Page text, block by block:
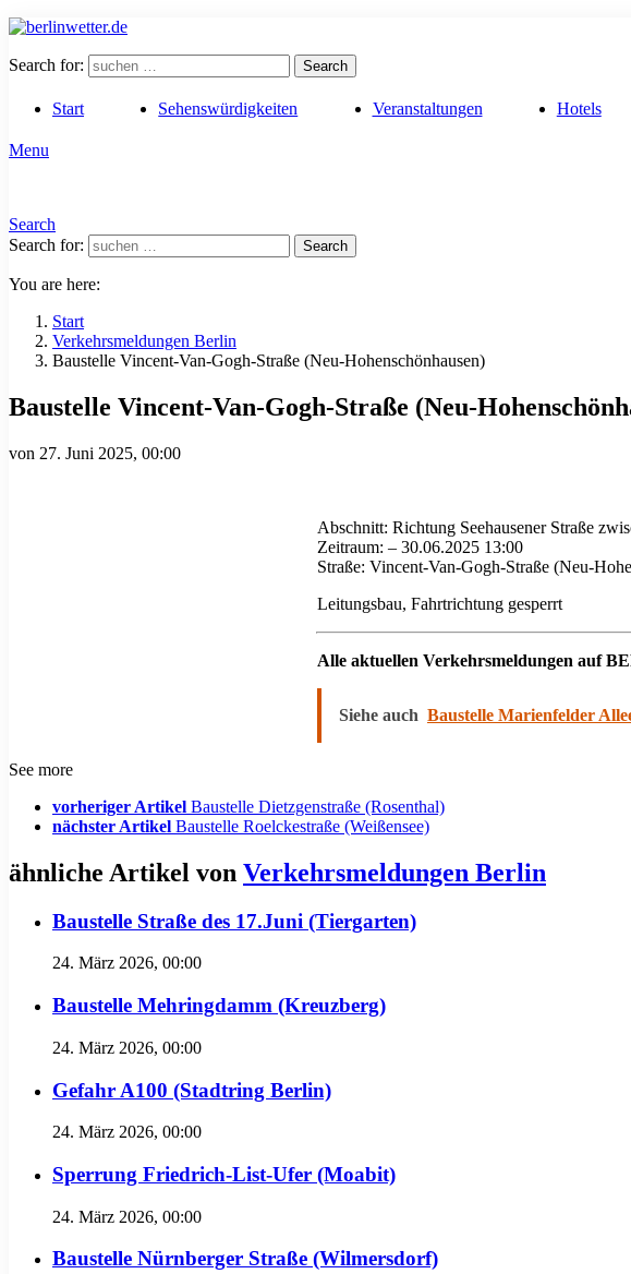
Search for: Search
Start Sehenswürdigkeiten Veranstaltungen Hotels
Menu
Search
Search for:
Search
You are here:
Start
Verkehrsmeldungen Berlin
Baustelle Vincent-Van-Gogh-Straße (Neu-Hohenschönhausen)
Baustelle Vincent-Van-Gogh-Straße (Neu-
von 27. Juni 2025, 00:00
Abschnitt: Richtung Seehausener Straße
Zeitraum: – 30.06.2025 13:00
Straße: Vincent-Van-Gogh-Straße (Neu-
Leitungsbau, Fahrtrichtung gesperrt
Alle aktuellen Verkehrsmeldungen auf
Siehe auch Baustelle Marienfelder
See more
vorheriger Artikel Baustelle Dietzgenstraße (Rosenthal)
nächster Artikel Baustelle Roelckestraße (Weißensee)
ähnliche Artikel von Verkehrsmeldungen Berlin
Baustelle Straße des 17.Juni (Tiergarten)
24. März 2026, 00:00
Baustelle Mehringdamm (Kreuzberg)
24. März 2026, 00:00
Gefahr A100 (Stadtring Berlin)
24. März 2026, 00:00
Sperrung Friedrich-List-Ufer (Moabit)
24. März 2026, 00:00
Baustelle Nürnberger Straße (Wilmersdorf)